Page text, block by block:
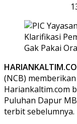
(NCB)
Hariankaltim.com
Puluhan Dapur
terbit sebelumnya.